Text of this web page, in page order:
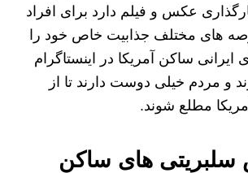
عکس و فیلم دارد برای افراد
های مختلف جذابیت خاص خود را
ایرانی ساکن آمریکا در اینستاگرام
و مردم خیلی دوست دارند تا از
مطلع شوند.
سلبریتی های ساکن